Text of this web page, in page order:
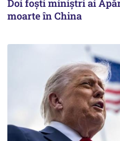
Doi foști miniștri ai
moarte în China